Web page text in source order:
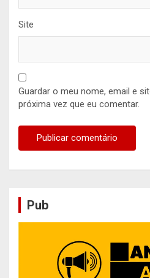
Site
Guardar o meu nome, email e
próxima vez que eu comentar.
Pub